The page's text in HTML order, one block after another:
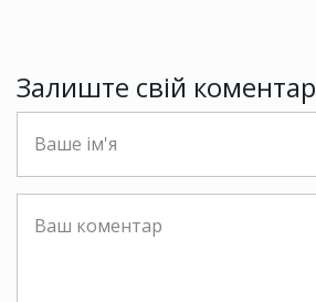
Залиште свій коментар